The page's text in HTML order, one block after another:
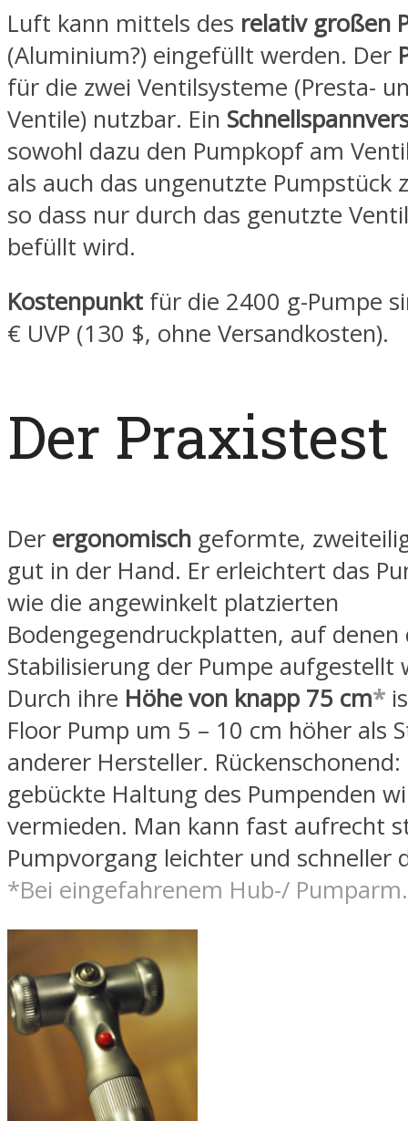
Luft kann mittels des relativ großen
(Aluminium?) eingefüllt werden. Der
für die zwei Ventilsysteme (Presta-
Ventile) nutzbar. Ein
sowohl dazu den Pumpkopf am
als auch das ungenutzte Pumpstück
so dass nur durch das genutzte
befüllt wird.
Kostenpunkt für die 2400 g-Pumpe
€ UVP (130 $, ohne Versandkosten).
Der Praxistest
Der ergonomisch geformte,
gut in der Hand. Er erleichtert das
wie die angewinkelt platzierten
Bodengegendruckplatten, auf denen
Stabilisierung der Pumpe aufgestellt
Durch ihre Höhe von knapp 75 cm*
Floor Pump um 5 – 10 cm höher als
anderer Hersteller. Rückenschonend:
gebückte Haltung des Pumpenden
vermieden. Man kann fast aufrecht
Pumpvorgang leichter und schneller
*Bei eingefahrenem Hub-/ Pumparm.